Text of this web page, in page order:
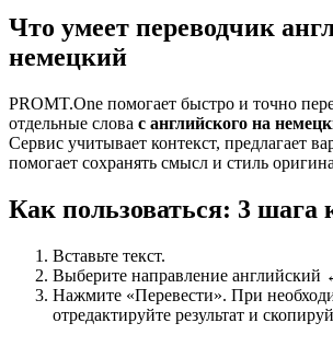
Что умеет переводчик
немецкий
PROMT.One помогает быстро и точно
отдельные слова с английского на
Сервис учитывает контекст, предлагает
помогает сохранять смысл и стиль
Как пользоваться: 3 шага
Вставьте текст.
Выберите направление
Нажмите «Перевести». При
отредактируйте результат и